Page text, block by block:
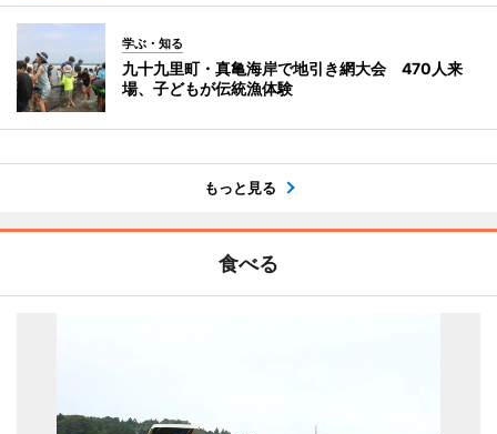
学ぶ・知る
九十九里町・真亀海岸で地引き網大会 470人来
場、子どもが伝統漁体験
もっと見る
食べる